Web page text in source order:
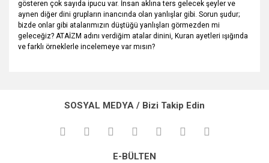
gösteren çok sayıda ipucu var. İnsan aklına ters gelecek şeyler ve
aynen diğer dini grupların inancında olan yanlışlar gibi. Sorun şudur;
bizde onlar gibi atalarımızın düştüğü yanlışları görmezden mi
geleceğiz? ATAİZM adını verdiğim atalar dinini, Kuran ayetleri ışığında
ve farklı örneklerle incelemeye var mısın?
kullanarak tarafımıza iletebilirsiniz.
Görüş ve önerileriniz için teşekkür ederiz.
Ürün açıklamasında eksik bilgiler bulunuyor.
SOSYAL MEDYA / Bizi Takip Edin
E-BÜLTEN